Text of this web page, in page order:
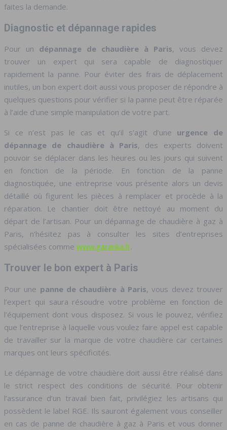
faites la demande.
Diagnostic et dépannage rapides
Pour un dépannage de chaudière à Paris, vous devez
trouver un expert qui sera capable de diagnostiquer
rapidement la panne. Pour éviter des frais de déplacement
inutiles, un bon expert doit aussi vous proposer de répondre à
quelques questions pour vérifier si la panne peut être réparée
à l’aide d’une simple manipulation de votre part.
Si ce n’est pas le cas et qu’il s’agit d’une urgence de
dépannage de chaudière à Paris, des experts doivent
pouvoir se déplacer dans les heures ou les jours qui suivent
en fonction de la période. En fonction de la panne
diagnostiquée, une entreprise vous présente alors un devis
détaillé où figurent les pièces à remplacer et procède à la
réparation. Le chantier doit être nettoyé au moment du
départ de l’artisan. Pour un dépannage de chaudière à gaz à
Paris, n’hésitez pas à consulter les sites d’entreprises
spécialisées comme www.garanka.fr.
Trouver le bon expert à Paris
Pour une panne de chaudière à Paris, vous devez trouver
l’expert qui saura résoudre votre problème en fonction de
l’équipement dont vous disposez. Si vous le pouvez, vérifiez
que l’entreprise à laquelle vous voulez faire appel est capable
de travailler sur la marque de votre chaudière car certaines
marques ont leurs spécificités.
Le dépannage de votre chaudière doit aussi être réalisé dans
le strict respect des conditions de sécurité. Pour obtenir
l’assurance d’un travail bien fait, privilégiez les artisans qui
possèdent le label RGE. Ils sauront également vous conseiller
en cas de panne de chaudière à gaz à Paris et vous donner